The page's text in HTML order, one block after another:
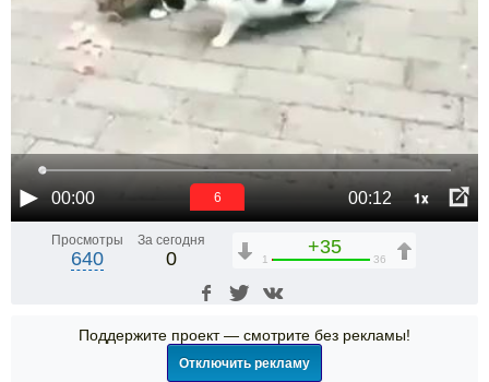
00:00 00:12 1x
6
Просмотры
640
За сегодня
0
+35
1 36
Поддержите проект — смотрите без рекламы!
Отключить рекламу